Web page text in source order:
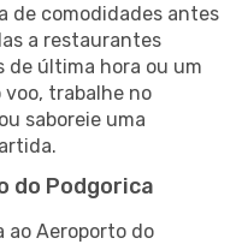
de comodidades antes
a restaurantes
de última hora ou um
trabalhe no
saboreie uma
do Podgorica
ao Aeroporto do